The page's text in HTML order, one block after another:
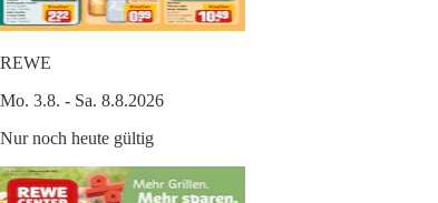
REWE
Mo. 3.8. - Sa. 8.8.2026
Nur noch heute gültig